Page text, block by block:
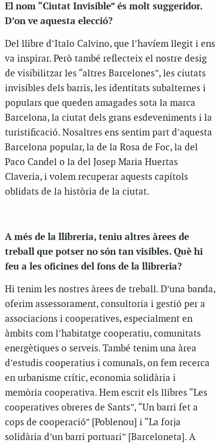
El nom “Ciutat Invisible” és molt suggeridor.
D’on ve aquesta elecció?
Del llibre d’Italo Calvino, que l’havíem llegit i ens
va inspirar. Però també reflecteix el nostre desig
de visibilitzar les “altres Barcelones”, les ciutats
invisibles dels barris, les identitats subalternes i
populars que queden amagades sota la marca
Barcelona, la ciutat dels grans esdeveniments i la
turistificació. Nosaltres ens sentim part d’aquesta
Barcelona popular, la de la Rosa de Foc, la del
Paco Candel o la del Josep Maria Huertas
Claveria, i volem recuperar aquests capítols
oblidats de la història de la ciutat.
A més de la llibreria, teniu altres àrees de
treball que potser no són tan visibles. Què hi
feu a les oficines del fons de la llibreria?
Hi tenim les nostres àrees de treball. D’una banda,
oferim assessorament, consultoria i gestió per a
associacions i cooperatives, especialment en
àmbits com l’habitatge cooperatiu, comunitats
energètiques o serveis. També tenim una àrea
d’estudis cooperatius i comunals, on fem recerca
en urbanisme crític, economia solidària i
memòria cooperativa. Hem escrit els llibres “Les
cooperatives obreres de Sants”, “Un barri fet a
cops de cooperació” [Poblenou] i “La forja
solidària d’un barri portuari” [Barceloneta]. A